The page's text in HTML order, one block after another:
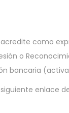
como
o
bancaria
enlace